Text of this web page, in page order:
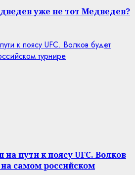
уже не тот Медведев?
к поясу UFC. Волков будет
турнире
пути к поясу UFC. Волков
самом российском